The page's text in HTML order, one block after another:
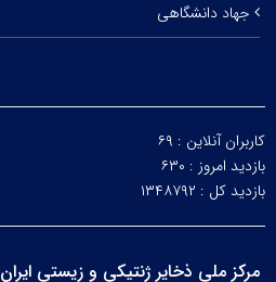
جهاد دانشگاهی
کاربران آنلاین : ۶۹
بازدید امروز : ۶۳۰
بازدید کل : ۱۳۴۸۷۹۲
مرکز ملی ذخایر ژنتیکی و زیستی ایران